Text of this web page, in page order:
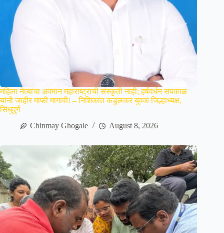
महिला नेत्यांचा अवमान महाराष्ट्राची संस्कृती नाही; हर्षवर्धन सपकाळ
यांनी जाहीर माफी मागावी! – निशिकांत कडुलकर युवक जिल्हाध्यक्ष,
सिंधुदुर्ग
Chinmay Ghogale
August 8, 2026